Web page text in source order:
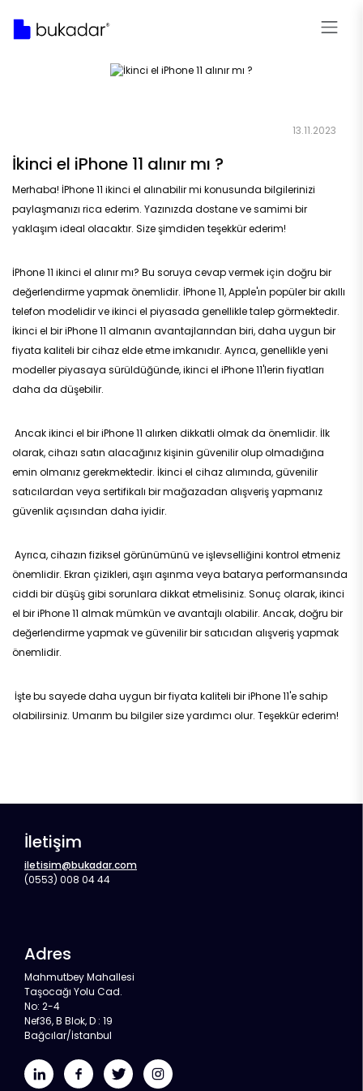
13.11.2023
İkinci el iPhone 11 alınır mı ?
Merhaba! İPhone 11 ikinci el alınabilir mi konusunda bilgilerinizi
paylaşmanızı rica ederim. Yazınızda dostane ve samimi bir
yaklaşım ideal olacaktır. Size şimdiden teşekkür ederim!
İPhone 11 ikinci el alınır mı? Bu soruya cevap vermek için doğru bir
değerlendirme yapmak önemlidir. İPhone 11, Apple'ın popüler bir akıllı
telefon modelidir ve ikinci el piyasada genellikle talep görmektedir.
İkinci el bir iPhone 11 almanın avantajlarından biri, daha uygun bir
fiyata kaliteli bir cihaz elde etme imkanıdır. Ayrıca, genellikle yeni
modeller piyasaya sürüldüğünde, ikinci el iPhone 11'lerin fiyatları
daha da düşebilir.
Ancak ikinci el bir iPhone 11 alırken dikkatli olmak da önemlidir. İlk
olarak, cihazı satın alacağınız kişinin güvenilir olup olmadığına
emin olmanız gerekmektedir. İkinci el cihaz alımında, güvenilir
satıcılardan veya sertifikalı bir mağazadan alışveriş yapmanız
güvenlik açısından daha iyidir.
Ayrıca, cihazın fiziksel görünümünü ve işlevselliğini kontrol etmeniz
önemlidir. Ekran çizikleri, aşırı aşınma veya batarya performansında
ciddi bir düşüş gibi sorunlara dikkat etmelisiniz. Sonuç olarak, ikinci
el bir iPhone 11 almak mümkün ve avantajlı olabilir. Ancak, doğru bir
değerlendirme yapmak ve güvenilir bir satıcıdan alışveriş yapmak
önemlidir.
İşte bu sayede daha uygun bir fiyata kaliteli bir iPhone 11'e sahip
olabilirsiniz. Umarım bu bilgiler size yardımcı olur. Teşekkür ederim!
İletişim
iletisim@bukadar.com
(0553) 008 04 44
Adres
Mahmutbey Mahallesi
Taşocağı Yolu Cad.
No: 2-4
Nef36, B Blok, D : 19
Bağcılar/İstanbul